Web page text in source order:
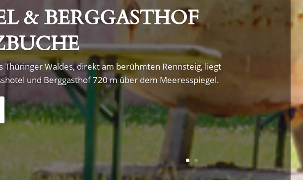
& BERGGASTHOF
Thüringer Waldes, direkt am berühmten Rennsteig, liegt
und Berggasthof 720 m über dem Meeresspiegel.